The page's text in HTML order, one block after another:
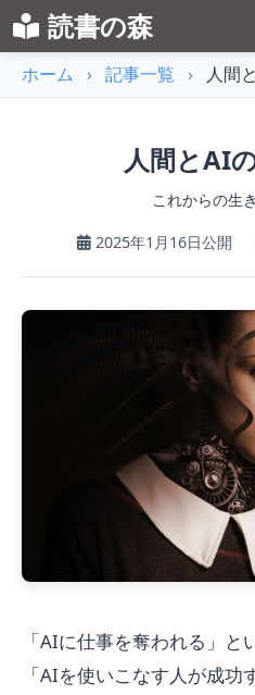
読書の森
ホーム › 記事一覧 › 人間
人間とAI
これからの生
2025年1月16日公開
「AIに仕事を奪われる」と
「AIを使いこなす人が成